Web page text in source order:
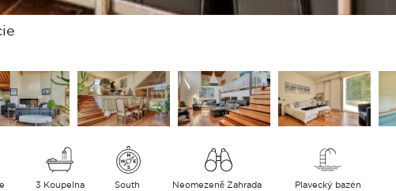
3 Koupelna South Neomezeně Zahrada Plavecký bazén